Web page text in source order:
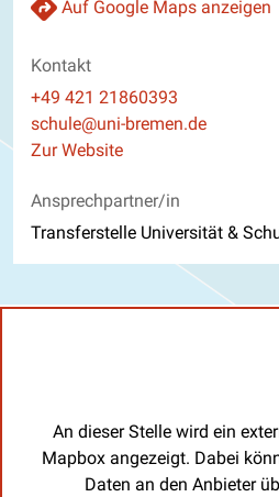
Auf Google Maps anzeigen
Kontakt
Telefon
+49 421 21860393
E-Mail
schule@uni-bremen.de
Website
Zur Website
Ansprechpartner/in
Transferstelle Universität &
An dieser Stelle wird ein
Mapbox angezeigt. Dabei
Daten an den Anbieter